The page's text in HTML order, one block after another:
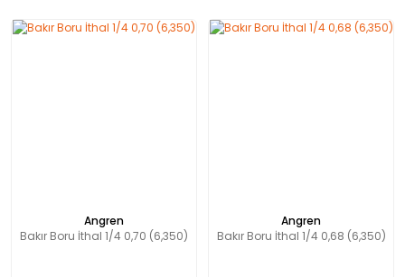
Angren
Bakır Boru İthal 1/4 0,70 (6,350)
Angren
Bakır Boru İthal 1/4 0,68 (6,350)